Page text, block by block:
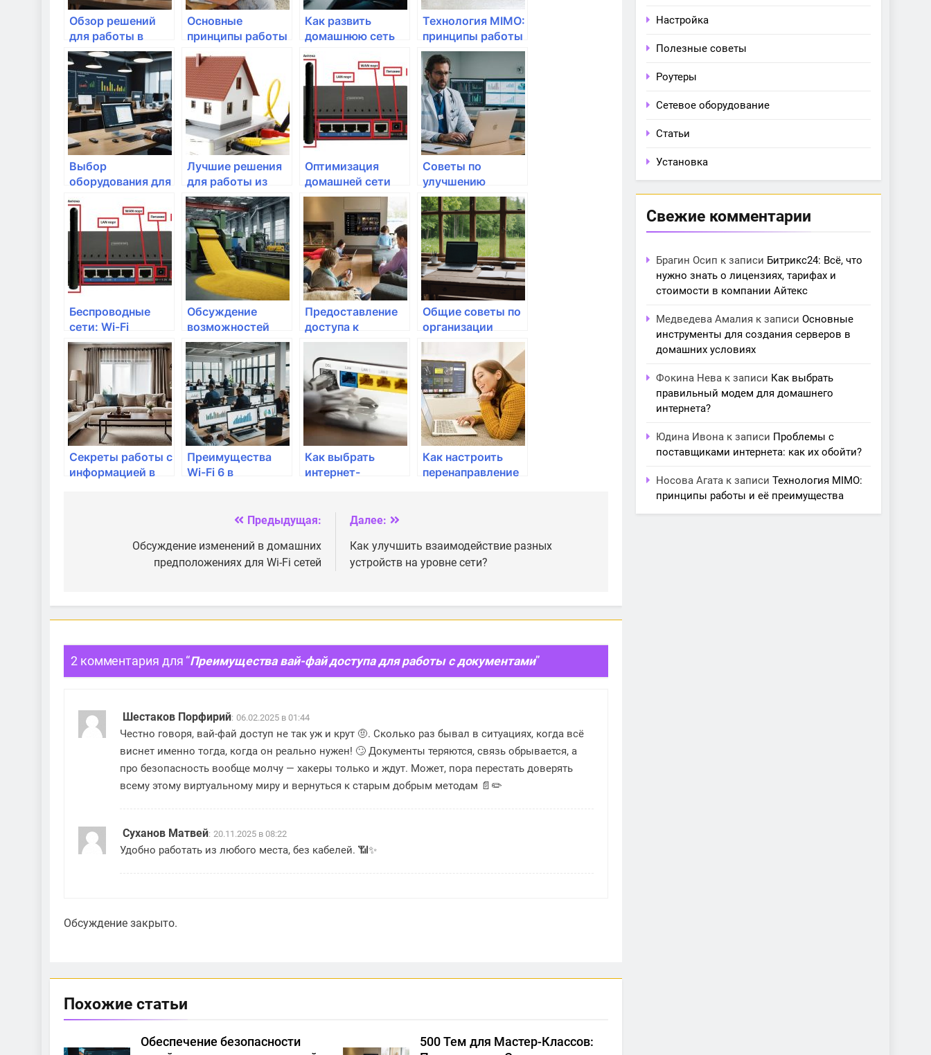
Обзор решений
для работы в
удаленном
режиме
Основные
принципы работы
Wi-Fi и его
преимущества
Как развить
домашнюю сеть
для онлайн-
работы?
Технология MIMO:
принципы работы
и её
преимущества
Выбор
оборудования для
удаленной работы
Лучшие решения
для работы из
дома
Оптимизация
домашней сети
для работы в
условиях
удаленного
доступа
Советы по
улучшению
работы в
интернете для
геймеров
Беспроводные
сети: Wi-Fi
стандарты и их
преимущества
Обсуждение
возможностей
доступа к
облачным
сервисам
Предоставление
доступа к
интернету без
пароля: стоит ли?
Общие советы по
организации
работы офиса на
дому
Секреты работы с
информацией в
Преимущества
Wi-Fi 6 в
Как выбрать
интернет-
доступа?
Как настроить
перенаправление
устройствам?
Предыдущая:
Обсуждение изменений в домашних
предположениях для Wi-Fi сетей
Далее:
Как улучшить взаимодействие разных
устройств на уровне сети?
2 комментария для “Преимущества вай-фай доступа для работы с документами”
Шестаков Порфирий: 06.02.2025 в 01:44
Честно говоря, вай-фай доступ не так уж и крут 🤨. Сколько раз бывал в ситуациях, когда всё
виснет именно тогда, когда он реально нужен! 🙄 Документы теряются, связь обрывается, а
про безопасность вообще молчу — хакеры только и ждут. Может, пора перестать доверять
всему этому виртуальному миру и вернуться к старым добрым методам 📄✏️
Суханов Матвей: 20.11.2025 в 08:22
Удобно работать из любого места, без кабелей. 📶✨
Обсуждение закрыто.
Похожие статьи
Обеспечение безопасности
500 Тем для Мастер-Классов:
Настройка
Полезные советы
Роутеры
Сетевое оборудование
Статьи
Установка
Свежие комментарии
Брагин Осип к записи Битрикс24: Всё, что
нужно знать о лицензиях, тарифах и
стоимости в компании Айтекс
Медведева Амалия к записи Основные
инструменты для создания серверов в
домашних условиях
Фокина Нева к записи Как выбрать
правильный модем для домашнего
интернета?
Юдина Ивона к записи Проблемы с
поставщиками интернета: как их обойти?
Носова Агата к записи Технология MIMO:
принципы работы и её преимущества